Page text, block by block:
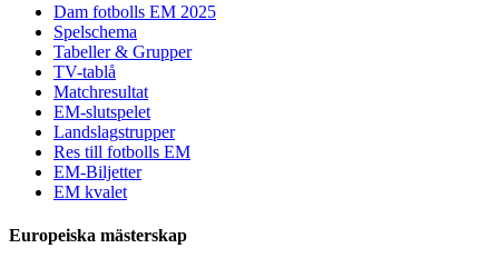
Dam fotbolls EM 2025
Spelschema
Tabeller & Grupper
TV-tablå
Matchresultat
EM-slutspelet
Landslagstrupper
Res till fotbolls EM
EM-Biljetter
EM kvalet
Europeiska mästerskap